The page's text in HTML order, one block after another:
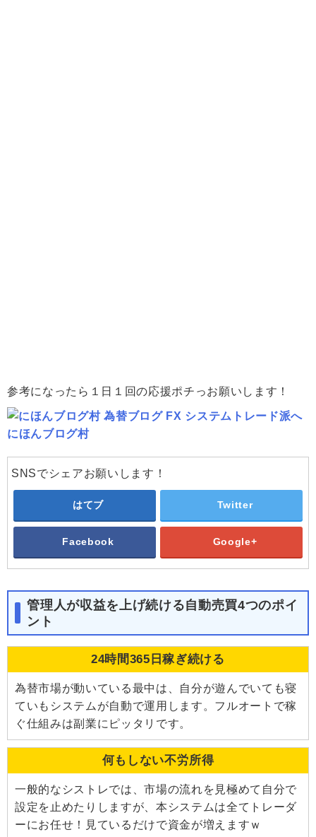
参考になったら１日１回の応援ポチっお願いします！
にほんブログ村
SNSでシェアお願いします！
はてブ Twitter
Facebook Google+
管理人が収益を上げ続ける自動売買4つのポイ
ント
24時間365日稼ぎ続ける
為替市場が動いている最中は、自分が遊んでいても寝
ていもシステムが自動で運用します。フルオートで稼
ぐ仕組みは副業にピッタリです。
何もしない不労所得
一般的なシストレでは、市場の流れを見極めて自分で
設定を止めたりしますが、本システムは全てトレーダ
ーにお任せ！見ているだけで資金が増えますｗ